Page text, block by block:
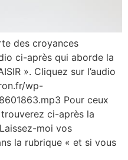
des croyances
ci-après qui aborde la
». Cliquez sur l’audio
wp-
Pour ceux
ci-après la
moi vos
la rubrique « et si vous